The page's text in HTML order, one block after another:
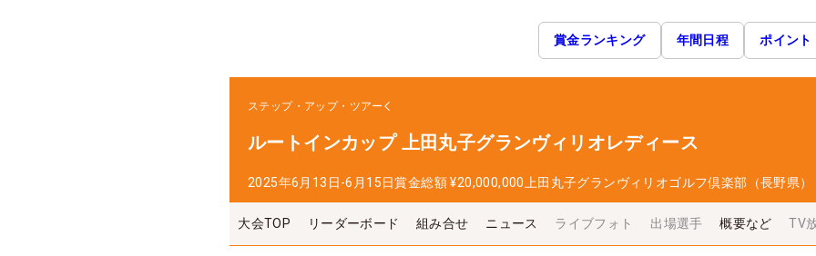
賞金ランキング 年間日程 ポイント
ステップ・アップ・ツアー
ルートインカップ 上田丸子グランヴィリオレディース
2025年6月13日-6月15日賞金総額 ¥20,000,000 上田丸子グランヴィリオゴルフ倶楽部（長野県）
大会TOP リーダーボード 組み合せ ニュース ライブフォト 出場選手 概要など TV